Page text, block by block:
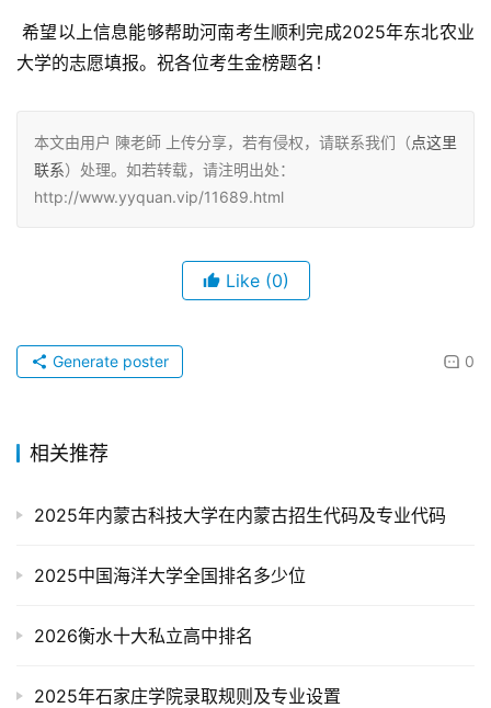
希望以上信息能够帮助河南考生顺利完成2025年东北农业
大学的志愿填报。祝各位考生金榜题名！
本文由用户 陳老師 上传分享，若有侵权，请联系我们（点这里
联系）处理。如若转载，请注明出处：
http://www.yyquan.vip/11689.html
Like (0)
0
Generate poster
相关推荐
2025年内蒙古科技大学在内蒙古招生代码及专业代码
2025中国海洋大学全国排名多少位
2026衡水十大私立高中排名
2025年石家庄学院录取规则及专业设置